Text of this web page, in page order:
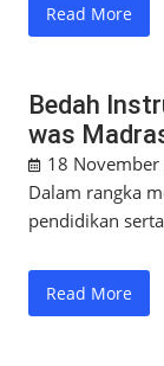
Read More
Bedah
was
18 November
Dalam rangka
pendidikan
Read More